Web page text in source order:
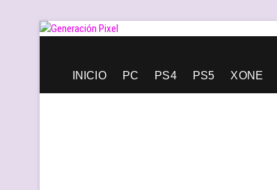
Saltar
Generación Pixel
INICIO PC PS4 PS5 XONE